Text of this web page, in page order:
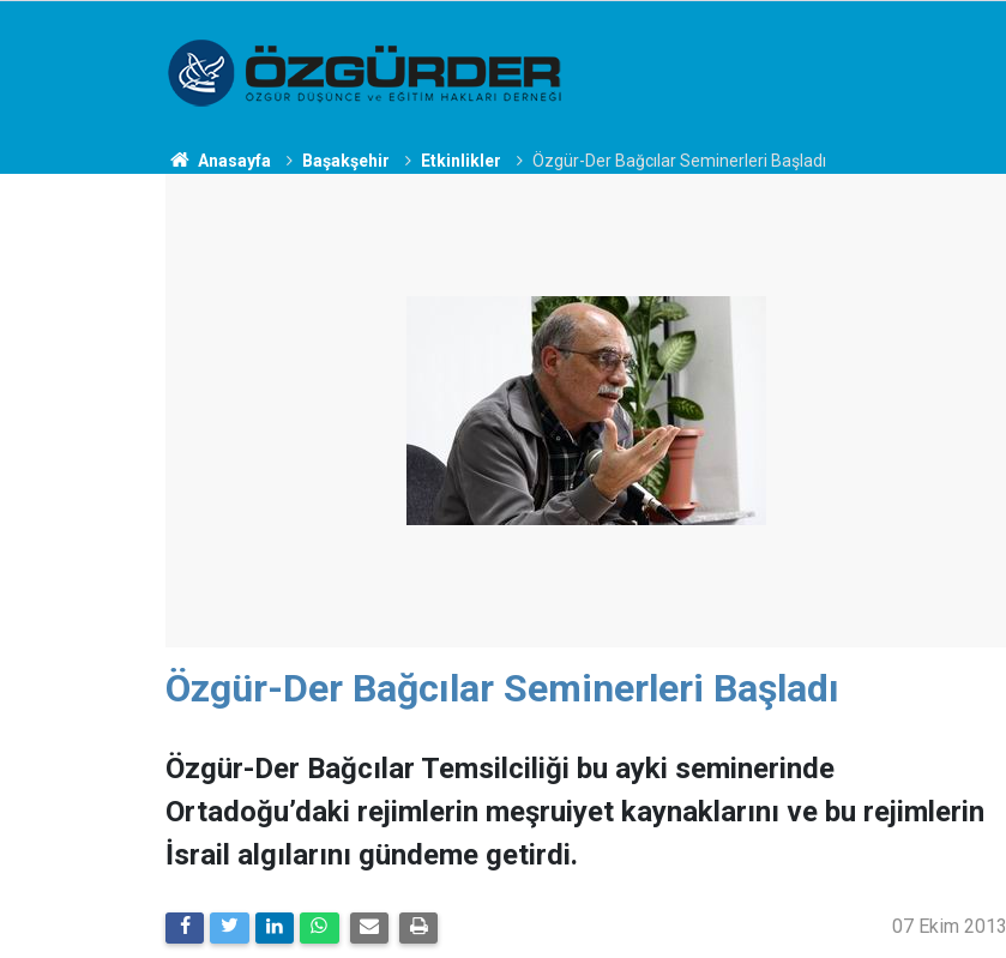
Anasayfa Başakşehir Etkinlikler Özgür-Der Bağcılar Seminerleri Başladı
Özgür-Der Bağcılar Seminerleri Başladı
Özgür-Der Bağcılar Temsilciliği bu ayki seminerinde
Ortadoğu’daki rejimlerin meşruiyet kaynaklarını ve bu rejimlerin
İsrail algılarını gündeme getirdi.
07 Ekim 2013